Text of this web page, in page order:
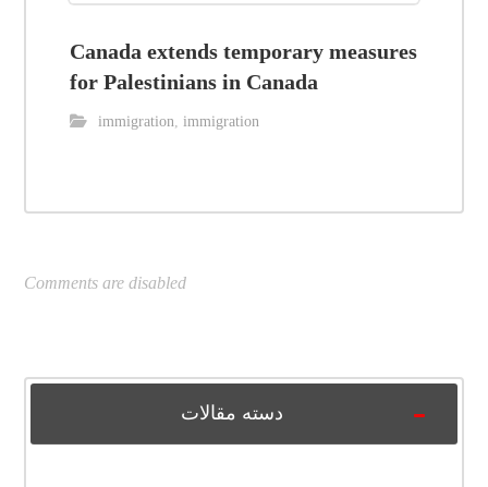
Canada extends temporary measures
for Palestinians in Canada
immigration,immigration
Comments are disabled
دسته مقالات